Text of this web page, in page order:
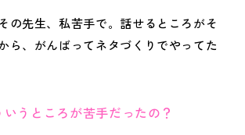
の先生、私苦手で。話せるところがそ
ら、がんばってネタづくりでやってた
うところが苦手だったの？